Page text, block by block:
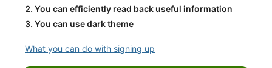
You can efficiently read back useful information
You can use dark theme
What you can do with signing up